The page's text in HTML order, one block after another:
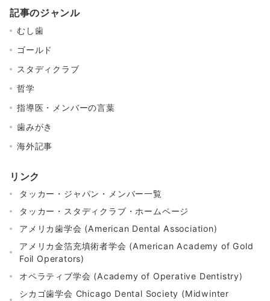
記事のジャンル
むし歯
ゴールド
スタディクラブ
哲学
指導医・メンバーの言葉
歯みがき
海外記事
リンク
タッカー・ジャパン・メンバー一覧
タッカー・スタディクラブ・ホームページ
アメリカ歯学会 (American Dental Association)
アメリカ金箔充填術者学会 (American Academy of Gold
Foil Operators)
オペラティブ学会 (Academy of Operative Dentistry)
シカゴ歯学会 Chicago Dental Society (Midwinter